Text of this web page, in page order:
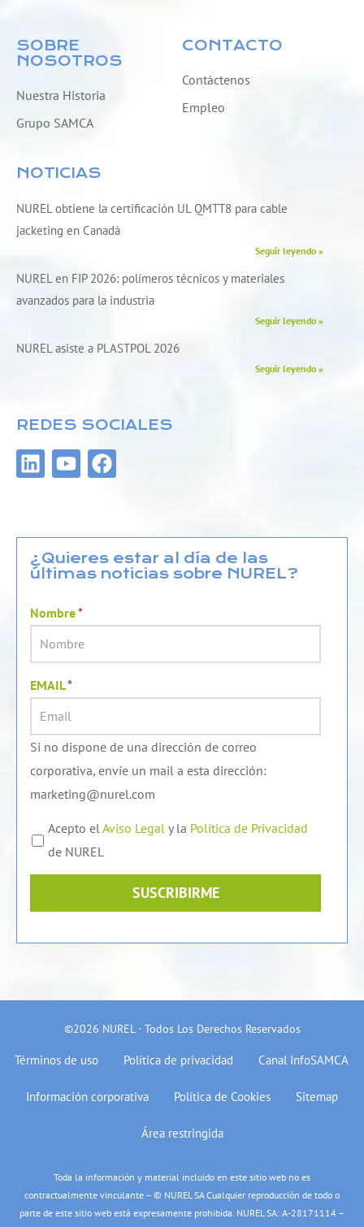
SOBRE
NOSOTROS
Nuestra Historia
Grupo SAMCA
CONTACTO
Contáctenos
Empleo
NOTICIAS
NUREL obtiene la certificación UL QMTT8 para cable
jacketing en Canadá
Seguir leyendo »
NUREL en FIP 2026: polímeros técnicos y materiales
avanzados para la industria
Seguir leyendo »
NUREL asiste a PLASTPOL 2026
Seguir leyendo »
REDES SOCIALES
L
i
e
d
i
Y
o
u
b
e
F
a
b
o
o
¿Quieres estar al día de las
últimas noticias sobre NUREL?
Nombre*
EMAIL*
Si no dispone de una dirección de correo
corporativa, envíe un mail a esta dirección:
marketing@nurel.com
Acepto el Aviso Legal y la Política de Privacidad
de NUREL
SUSCRIBIRME
©2026 NUREL · Todos Los Derechos Reservados
Términos de uso Política de privacidad Canal InfoSAMCA
Información corporativa Política de Cookies Sitemap
Área restringida
Toda la información y material incluido en este sitio web no es
contractualmente vinculante – © NUREL SA Cualquier reproducción de todo o
parte de este sitio web está expresamente prohibida. NUREL SA: A-28171114 –